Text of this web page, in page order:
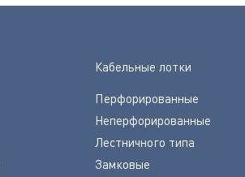
Кабельные лотки
Перфорированные
Неперфорированные
Лестничного типа
Замковые